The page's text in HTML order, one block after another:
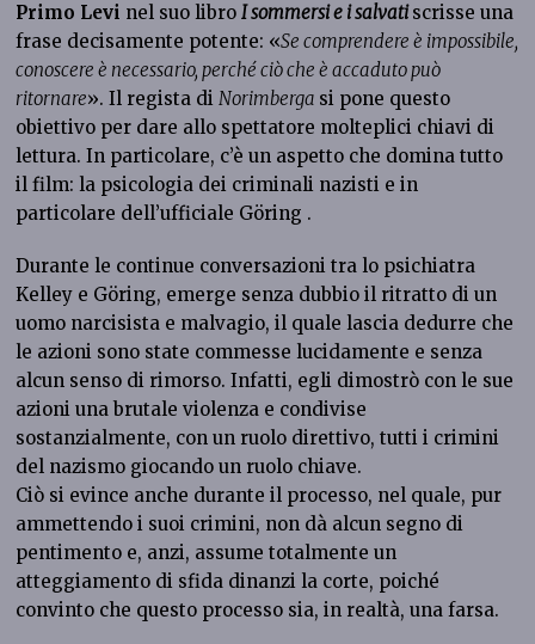
Primo Levi nel suo libroI sommersi e i salvatiscrisse una
frase decisamente potente: «Se comprendere è impossibile,
conoscere è necessario, perché ciò che è accaduto può
ritornare». Il regista diNorimberga si pone questo
obiettivo per dare allo spettatore molteplici chiavi di
lettura. In particolare, c’è un aspetto che domina tutto
il film: la psicologia dei criminali nazisti e in
particolare dell’ufficiale Göring .
Durante le continue conversazioni tra lo psichiatra
Kelley e Göring, emerge senza dubbio il ritratto di un
uomo narcisista e malvagio, il quale lascia dedurre che
le azioni sono state commesse lucidamente e senza
alcun senso di rimorso. Infatti, egli dimostrò con le sue
azioni una brutale violenza e condivise
sostanzialmente, con un ruolo direttivo, tutti i crimini
del nazismo giocando un ruolo chiave.
Ciò si evince anche durante il processo, nel quale, pur
ammettendo i suoi crimini, non dà alcun segno di
pentimento e, anzi, assume totalmente un
atteggiamento di sfida dinanzi la corte, poiché
convinto che questo processo sia, in realtà, una farsa.